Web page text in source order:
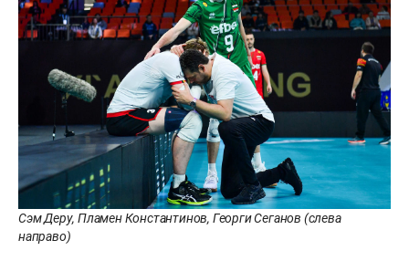
Сэм Деру, Пламен Константинов, Георги Сеганов (слева
направо)